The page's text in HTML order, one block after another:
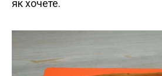
як хочете.